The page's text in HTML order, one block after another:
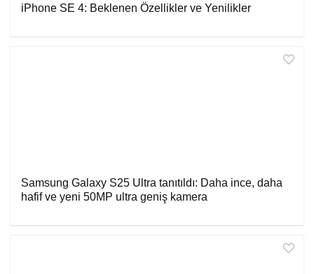
iPhone SE 4: Beklenen Özellikler ve Yenilikler
Samsung Galaxy S25 Ultra tanıtıldı: Daha ince, daha
hafif ve yeni 50MP ultra geniş kamera